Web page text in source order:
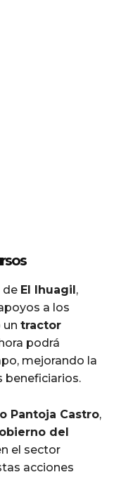
de El Ihuagil,
a los
un tractor
podrá
mejorando la
beneficiarios.
Pantoja Castro,
del
el sector
acciones